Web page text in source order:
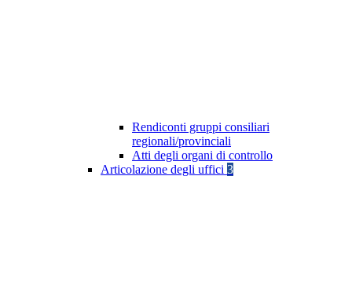
Rendiconti gruppi consiliari
regionali/provinciali
Atti degli organi di controllo
Articolazione degli uffici 3